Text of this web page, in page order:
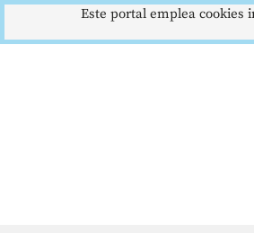
Este portal emplea cookies